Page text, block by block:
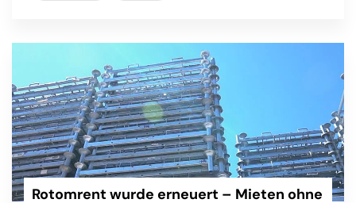
Rotomrent wurde erneuert – Mieten ohne